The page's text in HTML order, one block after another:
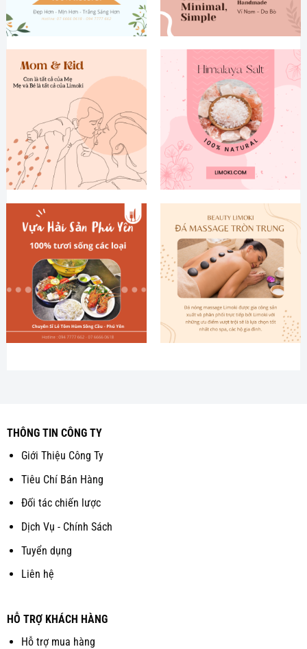
THÔNG TIN CÔNG TY
Giới Thiệu Công Ty
Tiêu Chí Bán Hàng
Đối tác chiến lược
Dịch Vụ - Chính Sách
Tuyển dụng
Liên hệ
HỖ TRỢ KHÁCH HÀNG
Hỗ trợ mua hàng